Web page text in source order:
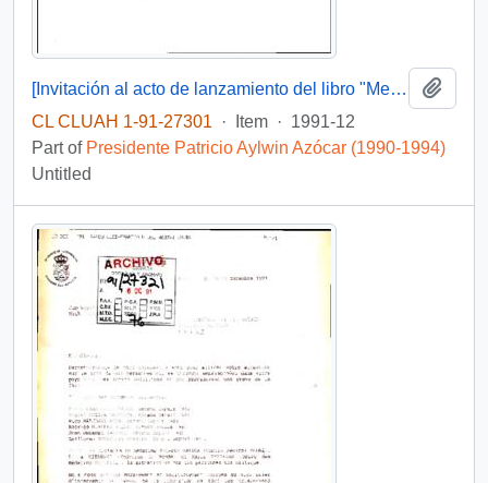
[Invitación al acto de lanzamiento del libro "Memoria del cardenal Raúl Silva Henríquez]
CL CLUAH 1-91-27301
· Item · 1991-12
Part of Presidente Patricio Aylwin Azócar (1990-1994)
Untitled